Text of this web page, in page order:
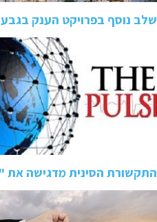
שלב נוסף בפרויקט הענק
התקשורת הסינית מדגישה